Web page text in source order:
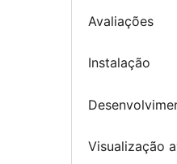
Avaliações
Instalação
Visualização